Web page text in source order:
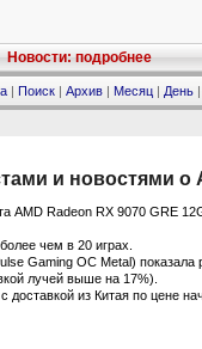
Новости: подробнее
| Поиск | Архив | Месяц | День |
и новостями о
AMD Radeon RX 9070 GRE
более чем в 20 играх.
Gaming OC Metal)
лучей выше на 17%).
из Китая по цене